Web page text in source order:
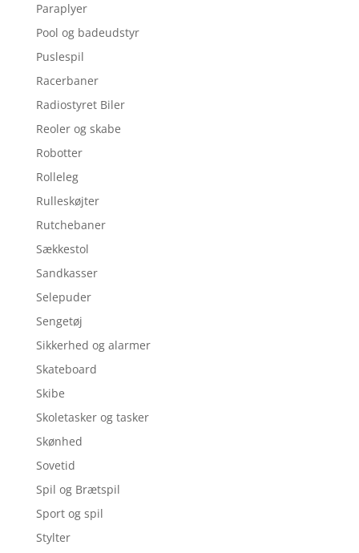
Paraplyer
Pool og badeudstyr
Puslespil
Racerbaner
Radiostyret Biler
Reoler og skabe
Robotter
Rolleleg
Rulleskøjter
Rutchebaner
Sækkestol
Sandkasser
Selepuder
Sengetøj
Sikkerhed og alarmer
Skateboard
Skibe
Skoletasker og tasker
Skønhed
Sovetid
Spil og Brætspil
Sport og spil
Stylter